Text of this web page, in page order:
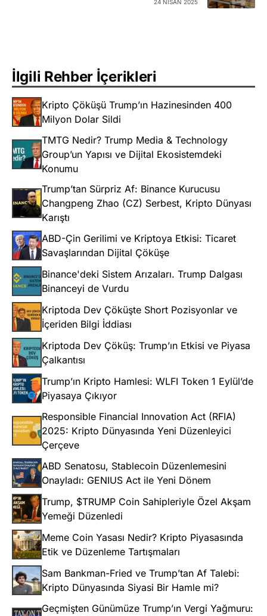
24 NISAN 2025
İlgili Rehber İçerikleri
Kripto Çöküşü Trump’ın Hazinesinden 400
Milyon Dolar Sildi
TMTG Nedir? Trump Media & Technology
Group’un Yapısı ve Dijital Ekosistemdeki
Konumu
Trump’tan Sürpriz Af: Binance Kurucusu
Changpeng Zhao (CZ) Serbest, Kripto Dünyası
Karıştı
ABD-Çin Gerilimi ve Kriptoya Etkisi: Ticaret
Savaşlarından Dijital Çöküşe
Binance'deki Sistem Arızaları. Trump Dalgası
Binanceyi de Vurdu
Kriptoda Dev Çöküşte Short Pozisyonlar ve
İçeriden Bilgi İddiası
Kriptoda Dev Çöküş: Trump’ın Etkisi ve Piyasa
Çalkantısı
Trump’ın Kripto Hamlesi: WLFI Token 1 Eylül’de
Piyasaya Çıkıyor
Responsible Financial Innovation Act (RFIA)
2025: Kripto Dünyasında Yeni Düzenleyici
Çerçeve
ABD Senatosu, Stablecoin Düzenlemesini
Onayladı: GENIUS Act ile Yeni Dönem
Trump, $TRUMP Coin Sahipleriyle Özel Akşam
Yemeği Düzenledi
Meme Coin Yasası Nedir? Kripto Piyasasında
Etik ve Düzenleme Tartışmaları
Sam Bankman-Fried ve Trump’tan Af Talebi:
Kripto Dünyasında Siyasi Bir Hamle mi?
Geçmişten Günümüze Trump’ın Vergi Yağmuru: